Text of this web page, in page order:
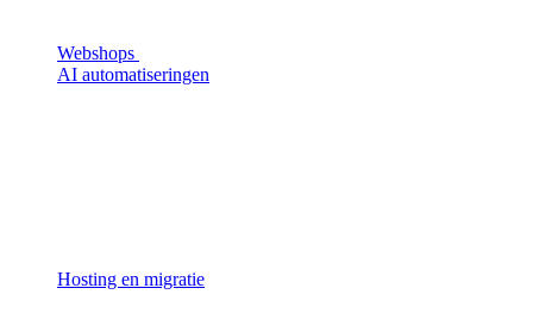
Webshops
AI automatiseringen
Hosting en migratie